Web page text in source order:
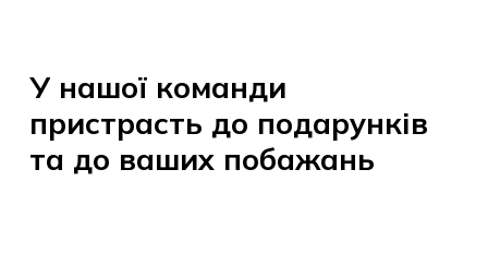
До Магазину
У нашої команди
пристрасть до подарунків
та до ваших побажань